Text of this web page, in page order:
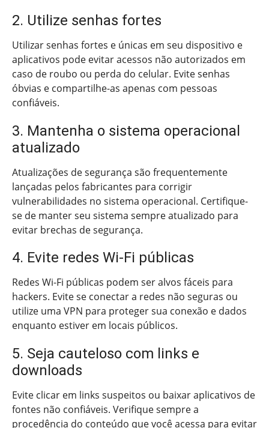
2. Utilize senhas fortes
Utilizar senhas fortes e únicas em seu dispositivo e
aplicativos pode evitar acessos não autorizados em
caso de roubo ou perda do celular. Evite senhas
óbvias e compartilhe-as apenas com pessoas
confiáveis.
3. Mantenha o sistema operacional
atualizado
Atualizações de segurança são frequentemente
lançadas pelos fabricantes para corrigir
vulnerabilidades no sistema operacional. Certifique-
se de manter seu sistema sempre atualizado para
evitar brechas de segurança.
4. Evite redes Wi-Fi públicas
Redes Wi-Fi públicas podem ser alvos fáceis para
hackers. Evite se conectar a redes não seguras ou
utilize uma VPN para proteger sua conexão e dados
enquanto estiver em locais públicos.
5. Seja cauteloso com links e
downloads
Evite clicar em links suspeitos ou baixar aplicativos de
fontes não confiáveis. Verifique sempre a
procedência do conteúdo que você acessa para evitar